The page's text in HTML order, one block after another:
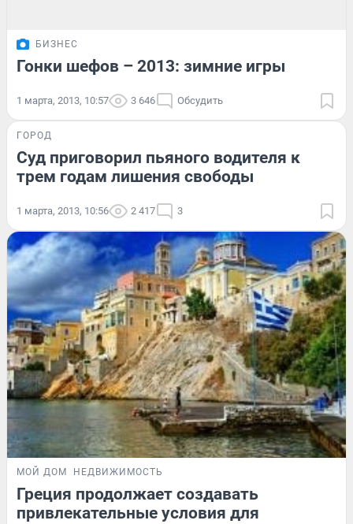
БИЗНЕС
Гонки шефов – 2013: зимние игры
1 марта, 2013, 10:57 3 646 Обсудить
ГОРОД
Суд приговорил пьяного водителя к
трем годам лишения свободы
1 марта, 2013, 10:56 2 417 3
МОЙ ДОМ НЕДВИЖИМОСТЬ
Греция продолжает создавать
привлекательные условия для